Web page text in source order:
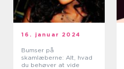
16. januar 2024
Bumser på
skamlæberne: Alt, hvad
du behøver at vide